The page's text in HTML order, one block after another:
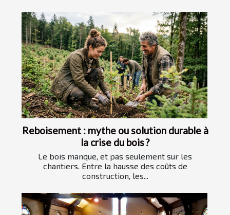
Reboisement : mythe ou solution durable à
la crise du bois ?
Le bois manque, et pas seulement sur les
chantiers. Entre la hausse des coûts de
construction, les...